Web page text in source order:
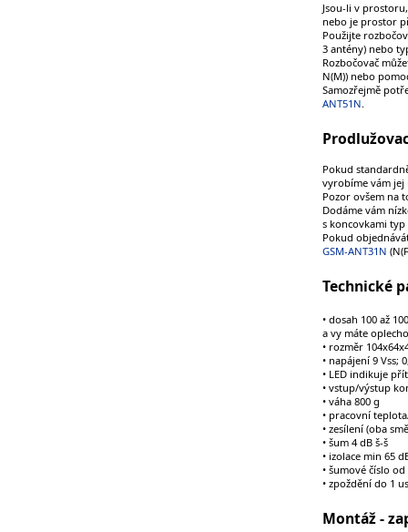
Jsou-li v
nebo je prostor
Použijte
3 antény) nebo
Rozbočovač
N(M)) nebo
Samozřejmě
ANT51N.
Pokud
vyrobíme vám jej
Pozor ovšem na
Dodáme vám
s koncovkami typ
Pokud
GSM-ANT31N
Technické
• dosah 100 až
a vy máte
• rozměr
• napájení 9 Vss;
• LED indikuje
• vstup/výstup
• váha 800 g
• pracovní
• zesílení (oba
• šum 4 dB š-š
• izolace min 65
• šumové číslo od
• zpoždění do 1
Montáž -